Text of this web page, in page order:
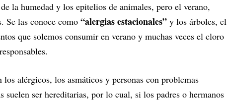
la humedad y los epitelios de animales, pero el verano,
Se las conoce como “alergias estacionales” y los árboles, el
que solemos consumir en verano y muchas veces el cloro
los alérgicos, los asmáticos y personas con problemas
suelen ser hereditarias, por lo cual, si los padres o hermanos